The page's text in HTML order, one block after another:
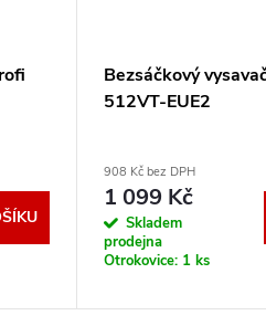
Bezsáčkový
512VT-EUE2
908 Kč bez DPH
1 099 Kč
Skladem
prodejna
Otrokovice: 1 ks